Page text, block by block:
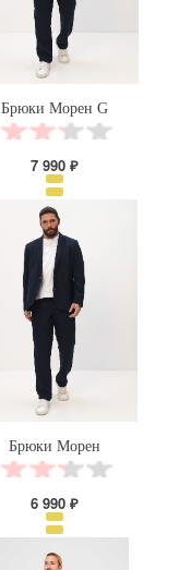
Брюки Морен G
7 990 ₽
Брюки Морен
6 990 ₽